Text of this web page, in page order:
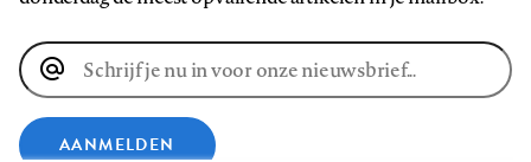
E-
mailadres
AANMELDEN